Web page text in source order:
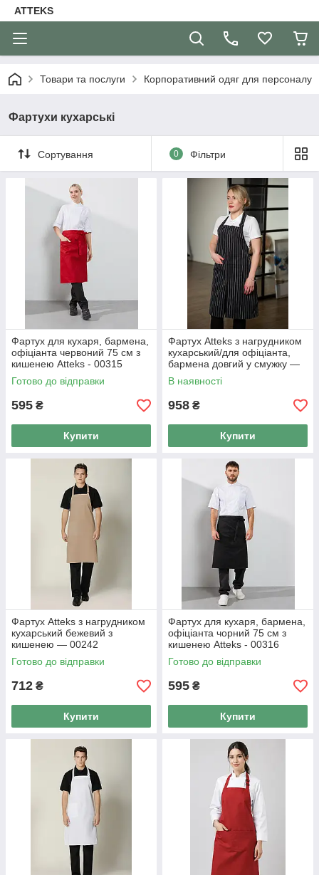
ATTEKS
Товари та послуги Корпоративний одяг для персоналу
Фартухи кухарські
Сортування 0 Фільтри
Фартух для кухаря, бармена,
офіціанта червоний 75 см з
кишенею Atteks - 00315
Готово до відправки
595 ₴
Купити
Фартух Atteks з нагрудником
кухарський/для офіціанта,
бармена довгий у смужку —
00215
В наявності
958 ₴
Купити
Фартух Atteks з нагрудником
кухарський бежевий з
кишенею — 00242
Готово до відправки
712 ₴
Купити
Фартух для кухаря, бармена,
офіціанта чорний 75 см з
кишенею Atteks - 00316
Готово до відправки
595 ₴
Купити